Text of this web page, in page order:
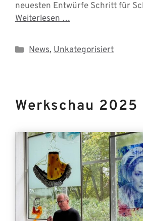
neuesten Entwürfe Schritt für
Weiterlesen …
Kategorien
News,Unkategorisiert
Werkschau 2025